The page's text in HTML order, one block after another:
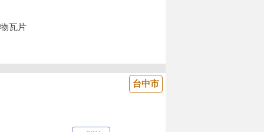
瓦片
台中市